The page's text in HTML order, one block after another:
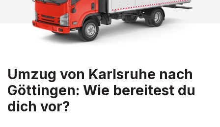
Umzug von Karlsruhe nach
Göttingen: Wie bereitest du
dich vor?